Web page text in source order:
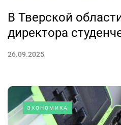
В Тверской
директора
26.09.2025
ЭКОНОМИКА